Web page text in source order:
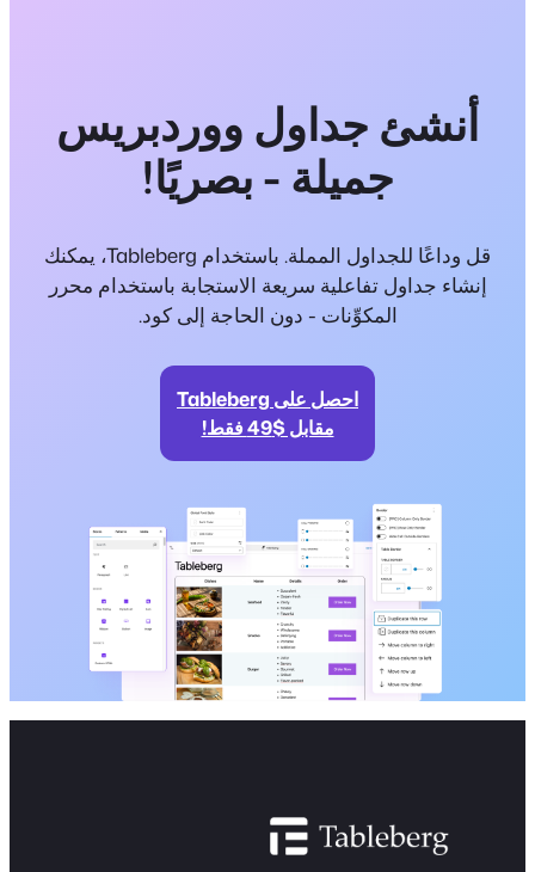
أنشئ جداول ووردبريس
جميلة - بصريًا!
قل وداعًا للجداول المملة. باستخدام Tableberg، يمكنك
إنشاء جداول تفاعلية سريعة الاستجابة باستخدام محرر
المكوِّنات - دون الحاجة إلى كود.
احصل على Tableberg
مقابل $49 فقط!